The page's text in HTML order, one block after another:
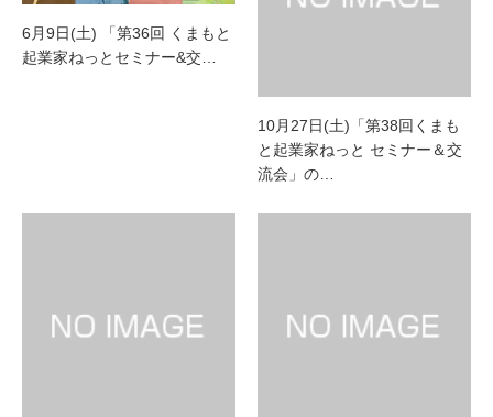
6月9日(土) 「第36回 くまもと
起業家ねっとセミナー&交…
10月27日(土)「第38回くまも
と起業家ねっと セミナー＆交
流会」の…